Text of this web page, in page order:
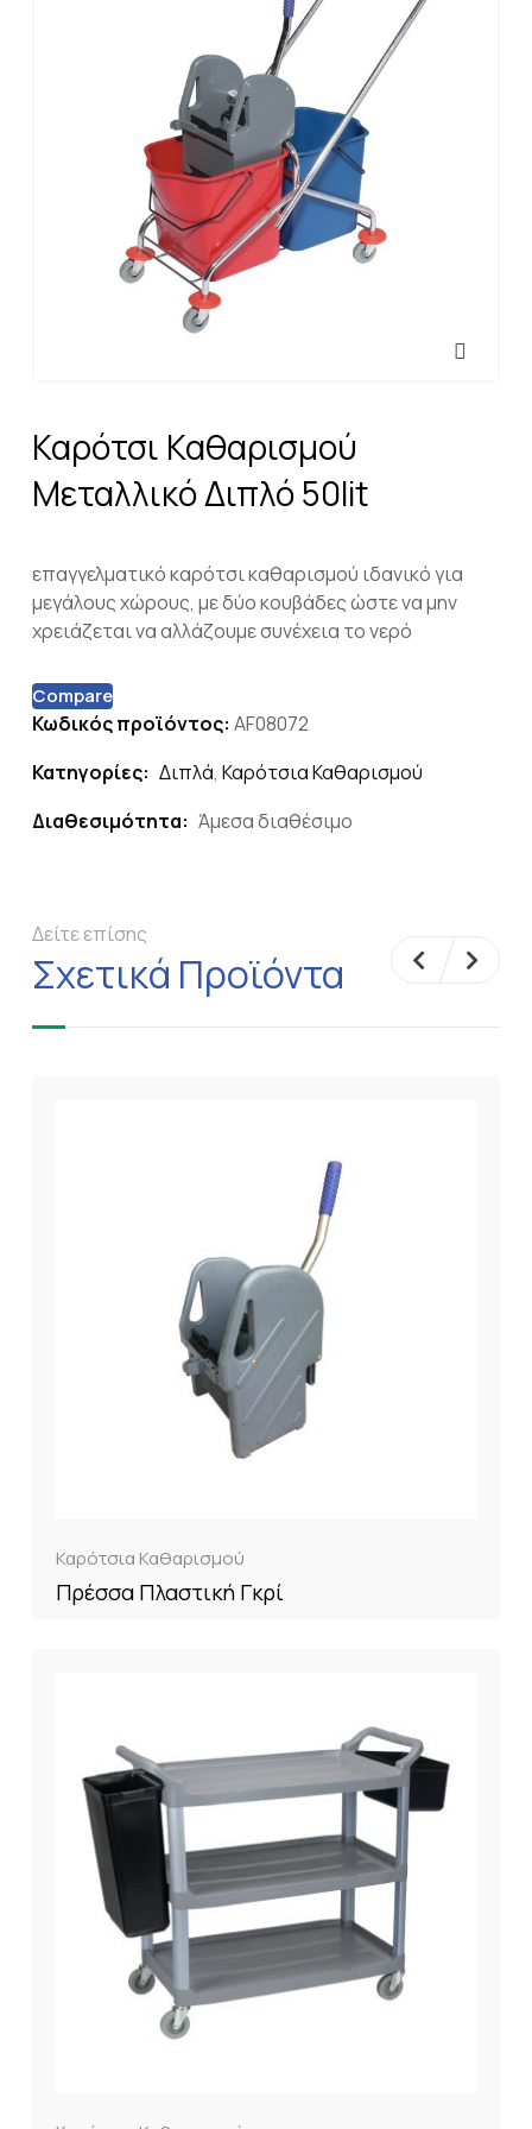
Καρότσι Καθαρισμού
Μεταλλικό Διπλό 50lit
επαγγελματικό καρότσι καθαρισμού ιδανικό για
μεγάλους χώρους, με δύο κουβάδες ώστε να μην
χρειάζεται να αλλάζουμε συνέχεια το νερό
Compare
Κωδικός προϊόντος: AF08072
Κατηγορίες: Διπλά, Καρότσια Καθαρισμού
Διαθεσιμότητα: Άμεσα διαθέσιμο
Δείτε επίσης
Σχετικά Προϊόντα
Καρότσια Καθαρισμού
Πρέσσα Πλαστική Γκρί